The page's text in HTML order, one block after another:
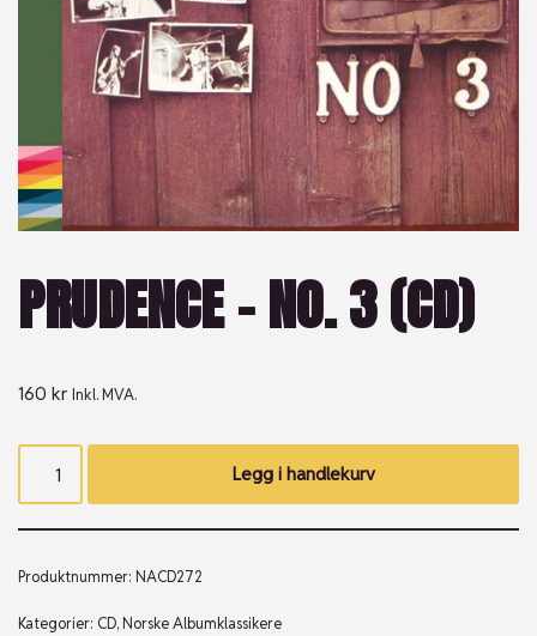
PRUDENCE – NO. 3 (CD)
160 kr Inkl. MVA.
Legg i handlekurv
Produktnummer: NACD272
Kategorier: CD, Norske Albumklassikere